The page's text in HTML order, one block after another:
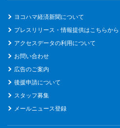
ヨコハマ経済新聞について
プレスリリース・情報提供はこちらから
アクセスデータの利用について
お問い合わせ
広告のご案内
後援申請について
スタッフ募集
メールニュース登録